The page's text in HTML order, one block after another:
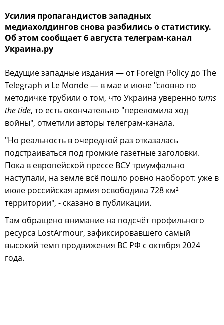
Усилия пропагандистов западных
медиахолдингов снова разбились о статистику.
Об этом сообщает 6 августа телеграм-канал
Украина.ру
Ведущие западные издания — от Foreign Policy до The
Telegraph и Le Monde — в мае и июне "словно по
методичке трубили о том, что Украина уверенно turns
the tide, то есть окончательно "переломила ход
войны", отметили авторы телеграм-канала.
"Но реальность в очередной раз отказалась
подстраиваться под громкие газетные заголовки.
Пока в европейской прессе ВСУ триумфально
наступали, на земле всё пошло ровно наоборот: уже в
июле российская армия освободила 728 км²
территории", - сказано в публикации.
Там обращено внимание на подсчёт профильного
ресурса LostArmour, зафиксировавшего самый
высокий темп продвижения ВС РФ с октября 2024
года.